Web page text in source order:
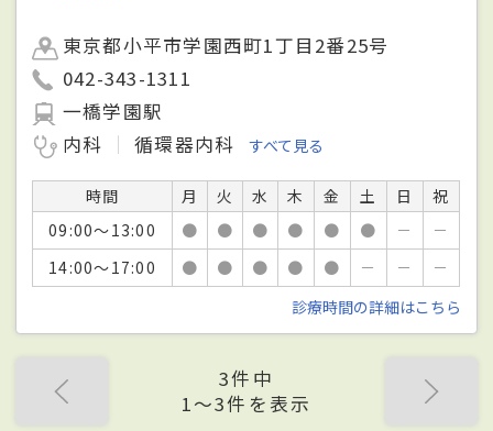
東京都小平市学園西町1丁目2番25号
042-343-1311
一橋学園駅
内科
循環器内科 すべて見る
時間 月 火 水 木 金 土 日
祝
09:00～13:00
● ● ● ● ● ● －
－
14:00～17:00
● ● ● ● ● － －
－
診療時間の詳細はこちら
3件中
1〜3件を表示